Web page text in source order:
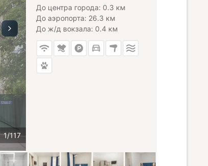
До центра города: 0.3 км
До аэропорта: 26.3 км
До ж/д вокзала: 0.4 км